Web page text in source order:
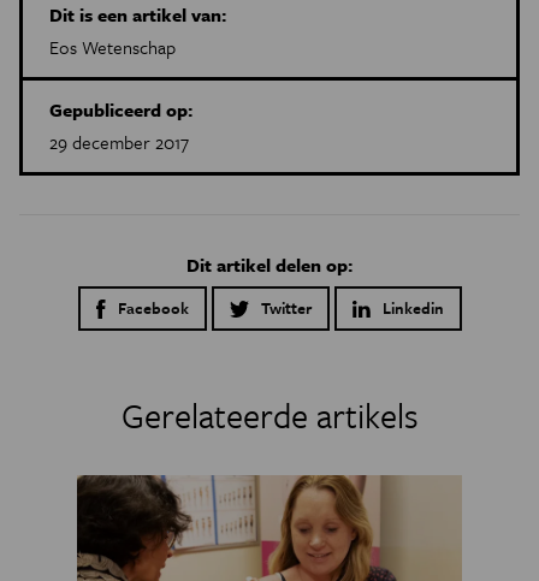
Dit is een artikel van:
Eos Wetenschap
Gepubliceerd op:
29 december 2017
Dit artikel delen op:
Facebook Twitter Linkedin
Gerelateerde artikels